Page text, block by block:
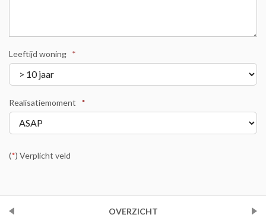
Leeftijd woning *
Realisatiemoment *
(*) Verplicht veld
OVERZICHT